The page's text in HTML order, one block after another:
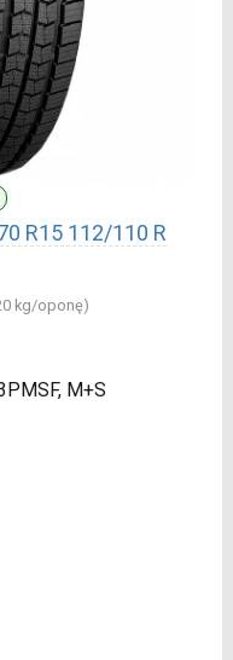
R15 112/110 R
kg/oponę)
M+S